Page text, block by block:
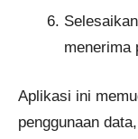
menerima
Aplikasi ini
penggunaan